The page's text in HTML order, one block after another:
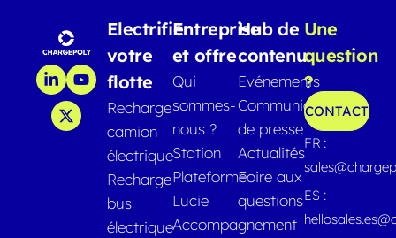
Electrifier
votre
flotte
Recharge
camion
électrique
Recharge
bus
électrique
Entreprise
et offre
Qui
sommes-
nous ?
Station
Plateforme
Lucie
Accompagnement
Hub de
contenu
Evénements
Communiqués
de presse
Actualités
Foire aux
questions
Une
question
?
CONTACT
FR :
ES :